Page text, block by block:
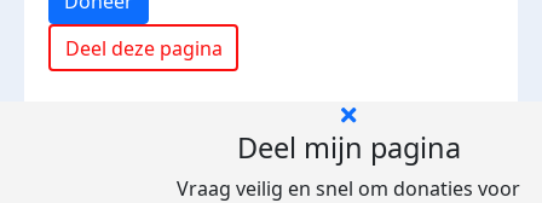
Deel deze pagina
Deel mijn pagina
Vraag veilig en snel om donaties voor